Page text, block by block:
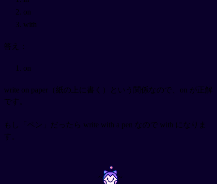
on
with
答え：
on
write on paper（紙の上に書く）という関係なので、on が正解
です。
もし「ペン」だったら write with a pen なので with になりま
す。
~ ~